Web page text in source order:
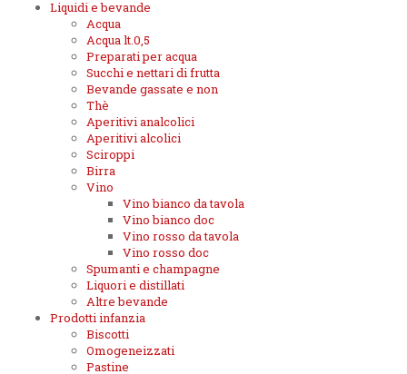
Liquidi e bevande
Acqua
Acqua lt.0,5
Preparati per acqua
Succhi e nettari di frutta
Bevande gassate e non
Thè
Aperitivi analcolici
Aperitivi alcolici
Sciroppi
Birra
Vino
Vino bianco da tavola
Vino bianco doc
Vino rosso da tavola
Vino rosso doc
Spumanti e champagne
Liquori e distillati
Altre bevande
Prodotti infanzia
Biscotti
Omogeneizzati
Pastine